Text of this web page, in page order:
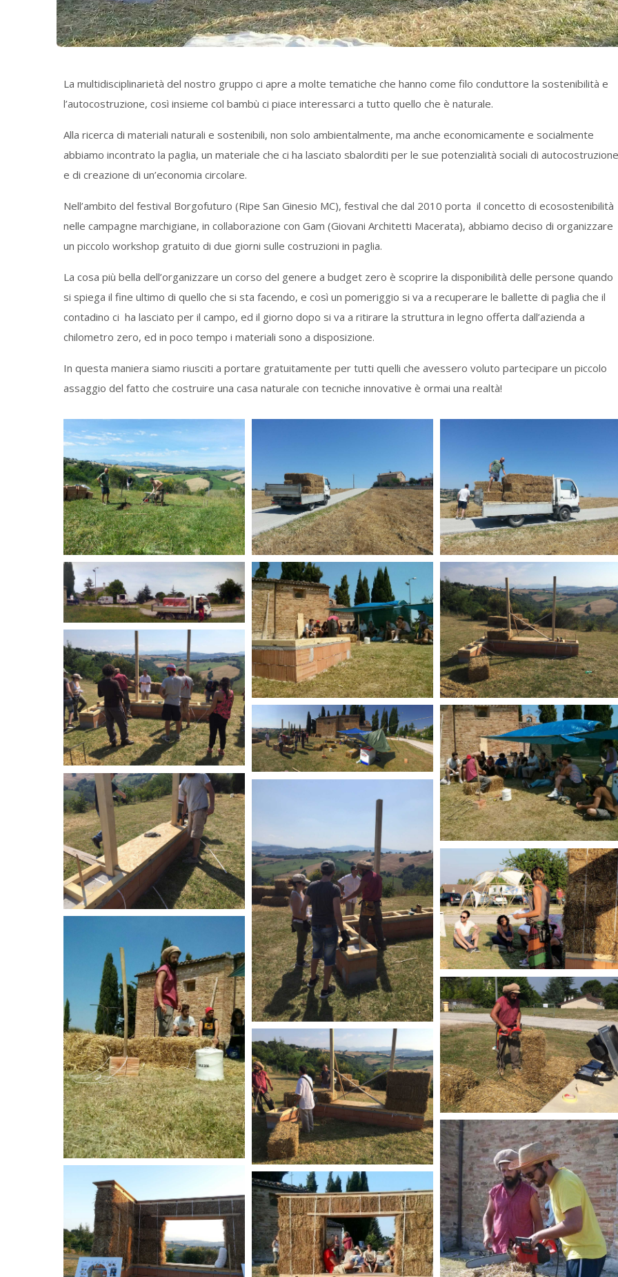
La multidisciplinarietà del nostro gruppo ci apre a molte tematiche che hanno come filo conduttore la sostenibilità e
l’autocostruzione, così insieme col bambù ci piace interessarci a tutto quello che è naturale.
Alla ricerca di materiali naturali e sostenibili, non solo ambientalmente, ma anche economicamente e socialmente
abbiamo incontrato la paglia, un materiale che ci ha lasciato sbalorditi per le sue potenzialità sociali di autocostruzione
e di creazione di un’economia circolare.
Nell’ambito del festival Borgofuturo (Ripe San Ginesio MC), festival che dal 2010 porta il concetto di ecosostenibilità
nelle campagne marchigiane, in collaborazione con Gam (Giovani Architetti Macerata), abbiamo deciso di organizzare
un piccolo workshop gratuito di due giorni sulle costruzioni in paglia.
La cosa più bella dell’organizzare un corso del genere a budget zero è scoprire la disponibilità delle persone quando
si spiega il fine ultimo di quello che si sta facendo, e così un pomeriggio si va a recuperare le ballette di paglia che il
contadino ci ha lasciato per il campo, ed il giorno dopo si va a ritirare la struttura in legno offerta dall’azienda a
chilometro zero, ed in poco tempo i materiali sono a disposizione.
In questa maniera siamo riusciti a portare gratuitamente per tutti quelli che avessero voluto partecipare un piccolo
assaggio del fatto che costruire una casa naturale con tecniche innovative è ormai una realtà!